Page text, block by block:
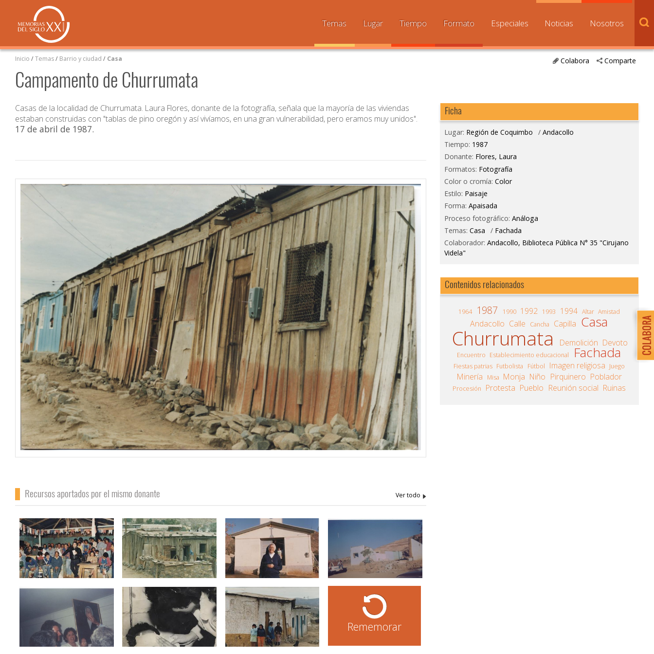
Temas Lugar Tiempo Formato Especiales Noticias Nosotros
Comparte
Colabora
Inicio /Temas/ Barrio y ciudad / Casa
Campamento de Churrumata
Casas de la localidad de Churrumata. Laura Flores, donante de la fotografía, señala que la mayoría de las viviendas
estaban construidas con "tablas de pino oregón y así vivíamos, en una gran vulnerabilidad, pero eramos muy unidos".
17 de abril de 1987.
Recursos aportados por el mismo donante
Rememorar
Ficha
Lugar: Región de Coquimbo / Andacollo
Tiempo: 1987
Donante: Flores, Laura
Formatos: Fotografía
Color o cromía: Color
Estilo: Paisaje
Forma: Apaisada
Proceso fotográfico: Análoga
Temas: Casa / Fachada
Colaborador: Andacollo, Biblioteca Pública N° 35 "Cirujano
Videla"
Contenidos relacionados
1964 1987 1990 1992 1993 1994 Altar Amistad
Andacollo Calle Cancha Capilla Casa
Churrumata Demolición Devoto
Encuentro Establecimiento educacional Fachada
Fiestas patrias Futbolista Fútbol Imagen religiosa Juego
Minería Misa Monja Niño Pirquinero Poblador
Procesión Protesta Pueblo Reunión social Ruinas